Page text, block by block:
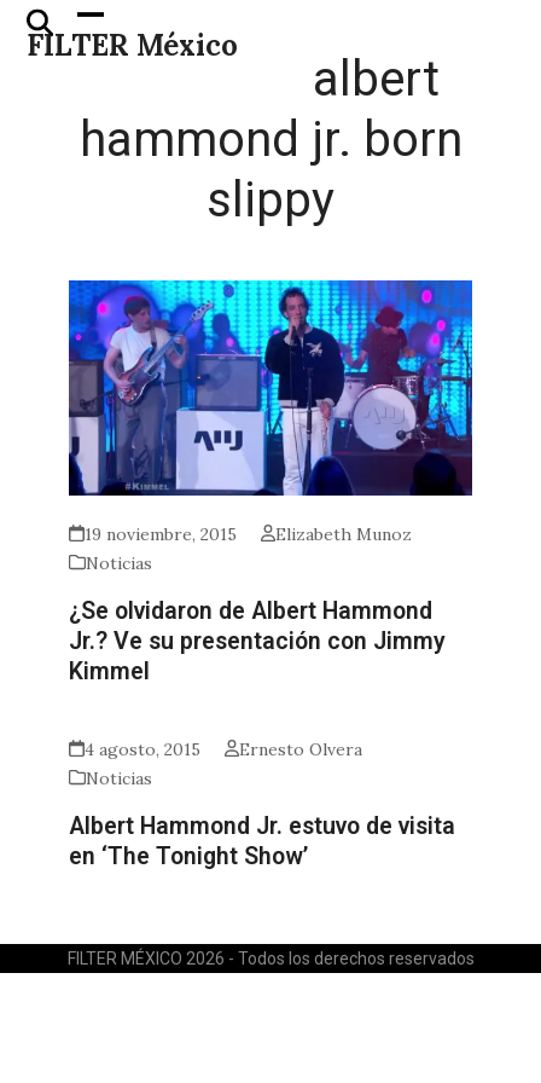
Skip
FILTER México
Open
mobile
Close
mobile
albert
hammond jr. born
slippy
19 noviembre, 2015
Elizabeth Munoz
Noticias
¿Se olvidaron de Albert Hammond
Jr.? Ve su presentación con Jimmy
Kimmel
4 agosto, 2015
Ernesto Olvera
Noticias
Albert Hammond Jr. estuvo de visita
en ‘The Tonight Show’
FILTER MÉXICO 2026 - Todos los derechos reservados